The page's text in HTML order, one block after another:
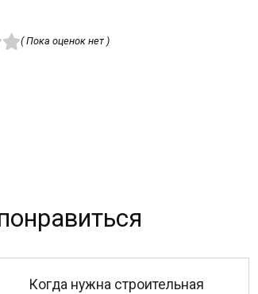
( Пока оценок нет )
Когда нужна строительная